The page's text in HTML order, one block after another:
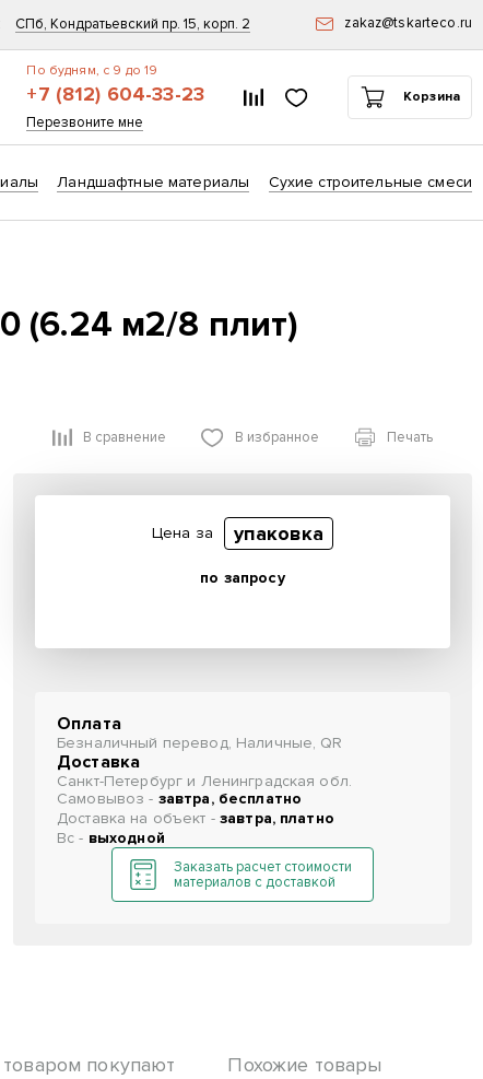
СПб, Кондратьевский пр. 15, корп. 2 zakaz@tskarteco.ru
По будням, с 9 до 19
+7 (812) 604-33-23
Перезвоните мне
Список сравнения
Избранное Корзина
Ландшафтные материалы Сухие строительные смеси
(6.24 м2/8 плит)
В сравнение В избранное Печать
Цена за упаковка
по запросу
Оплата
Безналичный перевод, Наличные, QR
Доставка
Санкт-Петербург и Ленинградская обл.
Самовывоз - завтра, бесплатно
Доставка на объект - завтра, платно
Вс - выходной
Заказать расчет стоимости
материалов с доставкой
покупают Похожие товары